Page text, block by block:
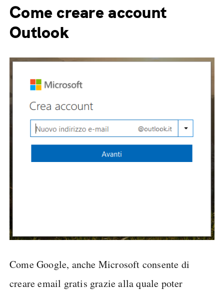
Come creare account
Outlook
Come Google, anche Microsoft consente di
creare email gratis grazie alla quale poter